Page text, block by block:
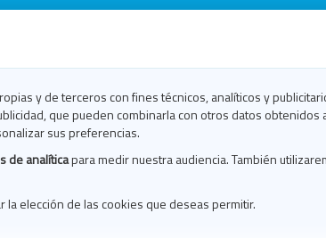
y de terceros con fines técnicos, analíticos y
que pueden combinarla con otros datos
sus preferencias.
de analíticapara medir nuestra audiencia. También
elección de las cookies que deseas permitir.
Ocio en Lugo
Ocio en Ourense
Ocio en Santiago
Blog